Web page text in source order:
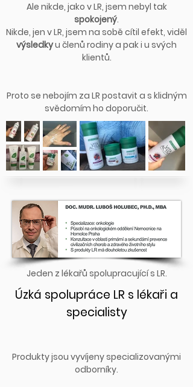
Ale nikde, jako v LR, jsem nebyl tak
spokojený.
Nikde, jen v LR, jsem na sobě cítil efekt, viděl
výsledkyu členů rodiny a pak i u svých
klientů.
Proto se nebojím za LR postavit a s klidným
svědomím ho doporučit.
Jeden z lékařů spolupracující s LR.
Úzká spolupráce LR s lékaři a
specialisty
Produkty jsou vyvíjeny specializovanými
odborníky.